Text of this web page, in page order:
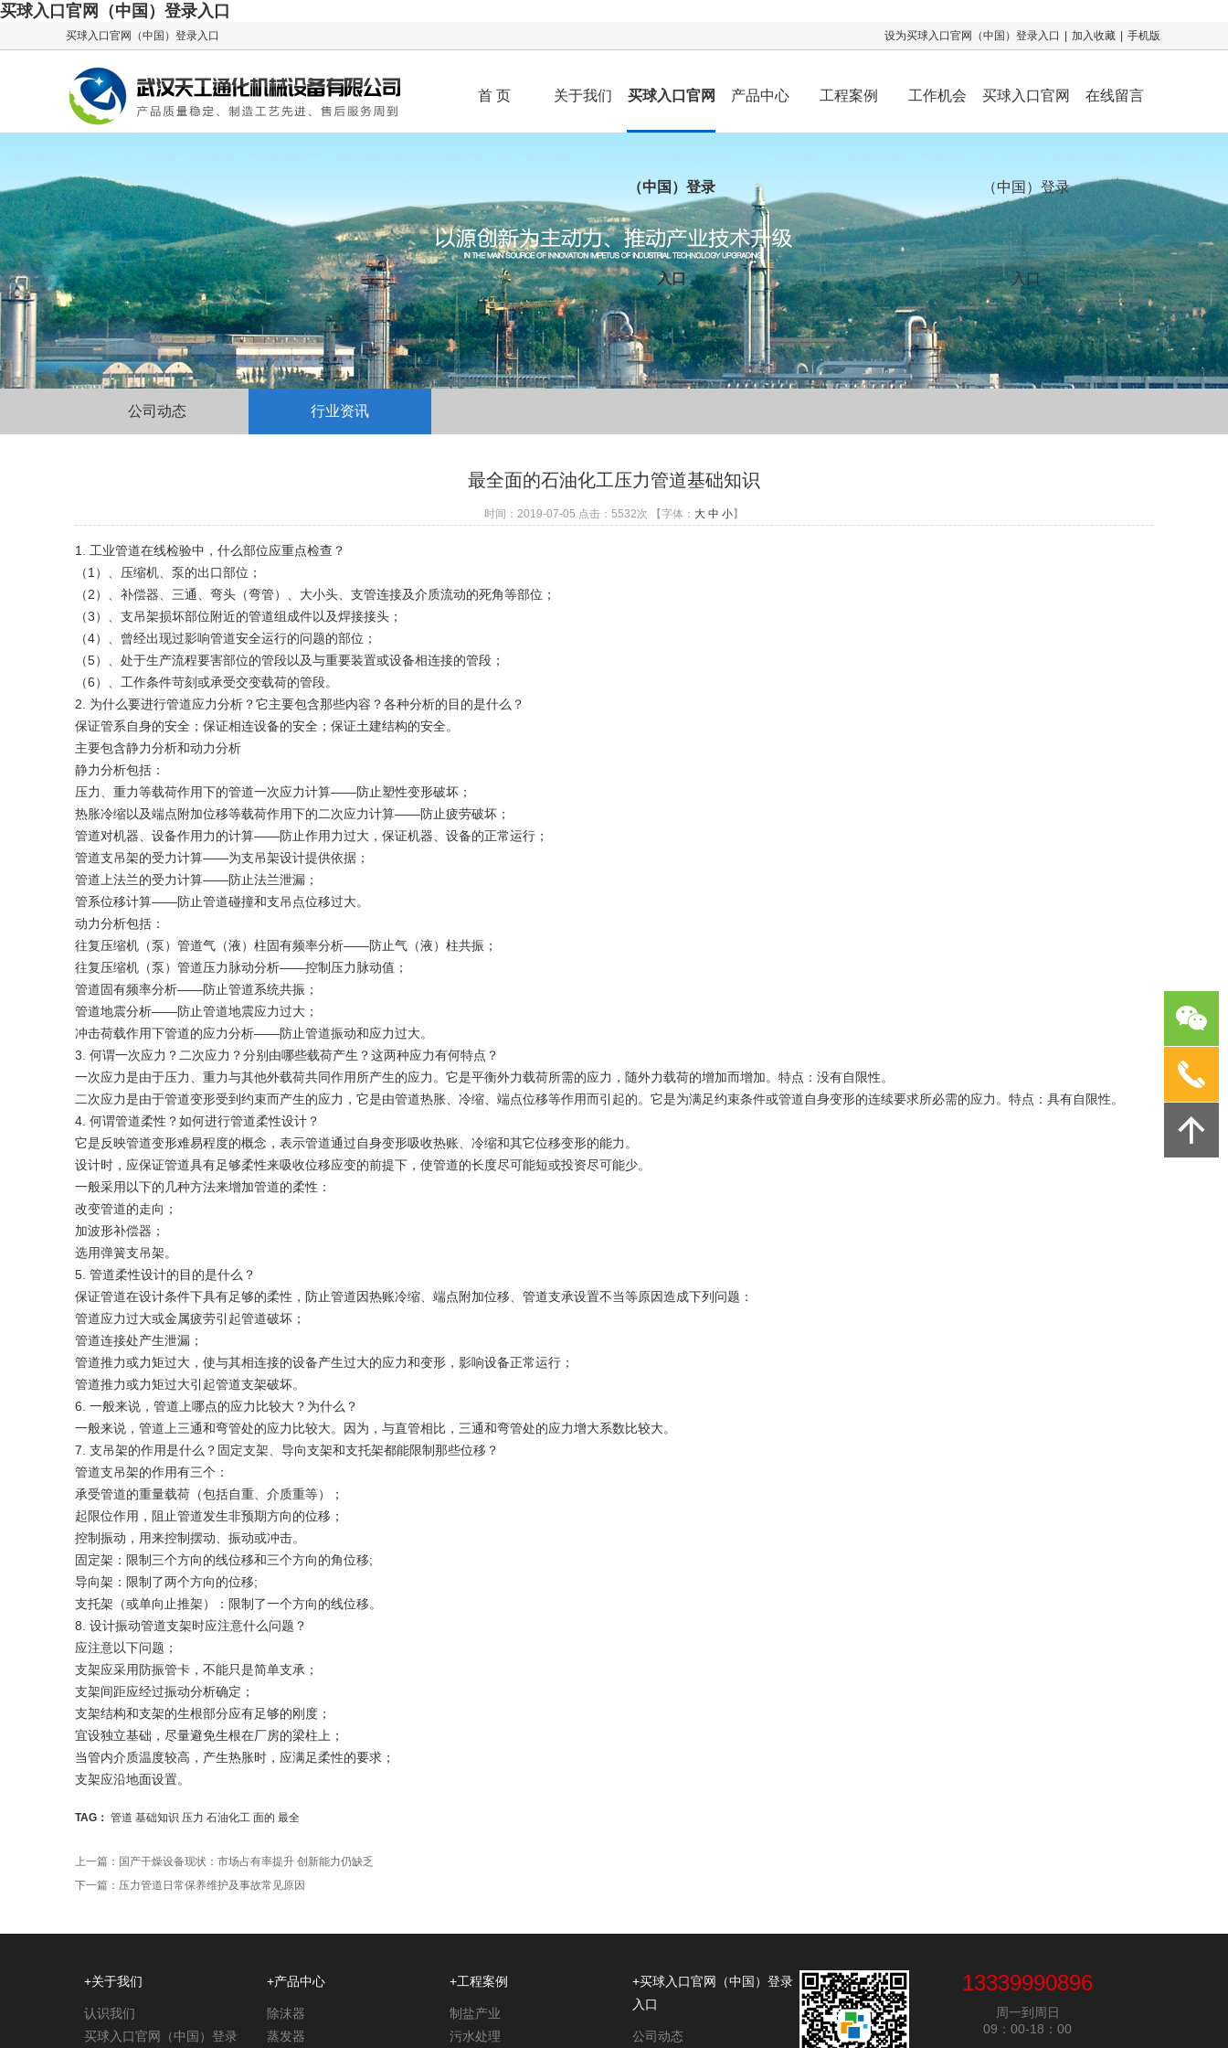
买球入口官网（中国）登录入口
买球入口官网（中国）登录入口 设为买球入口官网（中国）登录入口 加入收藏 手机版
首 页 关于我们 买球入口官网
（中国）登录
入口
产品中心 工程案例 工作机会 买球入口官网
（中国）登录
入口
在线留言
公司动态 行业资讯
最全面的石油化工压力管道基础知识
时间：2019-07-05 点击： 5532次 【字体： 大 中 小】
1. 工业管道在线检验中，什么部位应重点检查？
（1）、压缩机、泵的出口部位；
（2）、补偿器、三通、弯头（弯管）、大小头、支管连接及介质流动的死角等部位；
（3）、支吊架损坏部位附近的管道组成件以及焊接接头；
（4）、曾经出现过影响管道安全运行的问题的部位；
（5）、处于生产流程要害部位的管段以及与重要装置或设备相连接的管段；
（6）、工作条件苛刻或承受交变载荷的管段。
2. 为什么要进行管道应力分析？它主要包含那些内容？各种分析的目的是什么？
保证管系自身的安全；保证相连设备的安全；保证土建结构的安全。
主要包含静力分析和动力分析
静力分析包括：
压力、重力等载荷作用下的管道一次应力计算——防止塑性变形破坏；
热胀冷缩以及端点附加位移等载荷作用下的二次应力计算——防止疲劳破坏；
管道对机器、设备作用力的计算——防止作用力过大，保证机器、设备的正常运行；
管道支吊架的受力计算——为支吊架设计提供依据；
管道上法兰的受力计算——防止法兰泄漏；
管系位移计算——防止管道碰撞和支吊点位移过大。
动力分析包括：
往复压缩机（泵）管道气（液）柱固有频率分析——防止气（液）柱共振；
往复压缩机（泵）管道压力脉动分析——控制压力脉动值；
管道固有频率分析——防止管道系统共振；
管道地震分析——防止管道地震应力过大；
冲击荷载作用下管道的应力分析——防止管道振动和应力过大。
3. 何谓一次应力？二次应力？分别由哪些载荷产生？这两种应力有何特点？
一次应力是由于压力、重力与其他外载荷共同作用所产生的应力。它是平衡外力载荷所需的应力，随外力载荷的增加而增加。特点：没有自限性。
二次应力是由于管道变形受到约束而产生的应力，它是由管道热胀、冷缩、端点位移等作用而引起的。它是为满足约束条件或管道自身变形的连续要求所必需的应力。特点：具有自限性。
4. 何谓管道柔性？如何进行管道柔性设计？
它是反映管道变形难易程度的概念，表示管道通过自身变形吸收热账、冷缩和其它位移变形的能力。
设计时，应保证管道具有足够柔性来吸收位移应变的前提下，使管道的长度尽可能短或投资尽可能少。
一般采用以下的几种方法来增加管道的柔性：
改变管道的走向；
加波形补偿器；
选用弹簧支吊架。
5. 管道柔性设计的目的是什么？
保证管道在设计条件下具有足够的柔性，防止管道因热账冷缩、端点附加位移、管道支承设置不当等原因造成下列问题：
管道应力过大或金属疲劳引起管道破坏；
管道连接处产生泄漏；
管道推力或力矩过大，使与其相连接的设备产生过大的应力和变形，影响设备正常运行；
管道推力或力矩过大引起管道支架破坏。
6. 一般来说，管道上哪点的应力比较大？为什么？
一般来说，管道上三通和弯管处的应力比较大。因为，与直管相比，三通和弯管处的应力增大系数比较大。
7. 支吊架的作用是什么？固定支架、导向支架和支托架都能限制那些位移？
管道支吊架的作用有三个：
承受管道的重量载荷（包括自重、介质重等）；
起限位作用，阻止管道发生非预期方向的位移；
控制振动，用来控制摆动、振动或冲击。
固定架：限制三个方向的线位移和三个方向的角位移;
导向架：限制了两个方向的位移;
支托架（或单向止推架）：限制了一个方向的线位移。
8. 设计振动管道支架时应注意什么问题？
应注意以下问题；
支架应采用防振管卡，不能只是简单支承；
支架间距应经过振动分析确定；
支架结构和支架的生根部分应有足够的刚度；
宜设独立基础，尽量避免生根在厂房的梁柱上；
当管内介质温度较高，产生热胀时，应满足柔性的要求；
支架应沿地面设置。
TAG： 管道 基础知识 压力 石油化工 面的 最全
上一篇： 国产干燥设备现状：市场占有率提升 创新能力仍缺乏
下一篇： 压力管道日常保养维护及事故常见原因
+关于我们
认识我们
买球入口官网（中国）登录
+产品中心
除沫器
蒸发器
+工程案例
制盐产业
污水处理
+买球入口官网（中国）登录
入口
公司动态
13339990896
周一到周日
09：00-18：00